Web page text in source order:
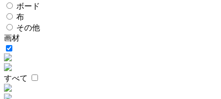
ボード
布
その他
画材
すべて